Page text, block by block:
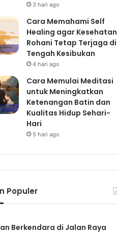
3 hari ago
Cara Memahami Self
Healing agar Kesehatan
Rohani Tetap Terjaga di
Tengah Kesibukan
4 hari ago
Cara Memulai Meditasi
untuk Meningkatkan
Ketenangan Batin dan
Kualitas Hidup Sehari-
Hari
5 hari ago
Populer
Berkendara di Jalan Raya